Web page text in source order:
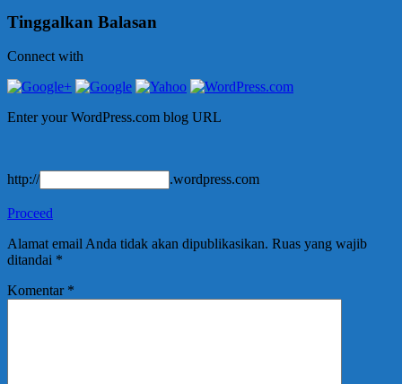
Tinggalkan Balasan
Connect with
Enter your WordPress.com blog URL
http:// .wordpress.com
Proceed
Alamat email Anda tidak akan dipublikasikan. Ruas yang wajib
ditandai *
Komentar *